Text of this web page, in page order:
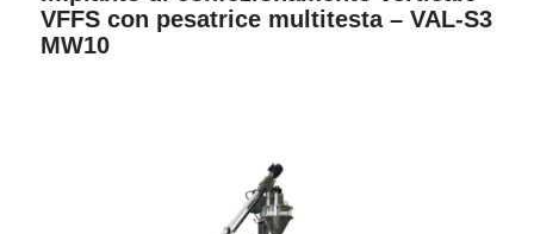
VFFS con pesatrice multitesta – VAL-S3
MW10